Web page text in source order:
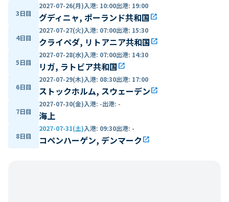
3日目
2027-07-26(月)入港: 10:00出港: 19:00
グディニャ, ポーランド共和国open_in_new
4日目
2027-07-27(火)入港: 07:00出港: 15:30
クライペダ, リトアニア共和国open_in_new
5日目
2027-07-28(水)入港: 07:00出港: 14:30
リガ, ラトビア共和国open_in_new
6日目
2027-07-29(木)入港: 08:30出港: 17:00
ストックホルム, スウェーデンopen_in_new
7日目
2027-07-30(金)入港: -出港: -
海上
8日目
2027-07-31(土)入港: 09:30出港: -
コペンハーゲン, デンマークopen_in_new